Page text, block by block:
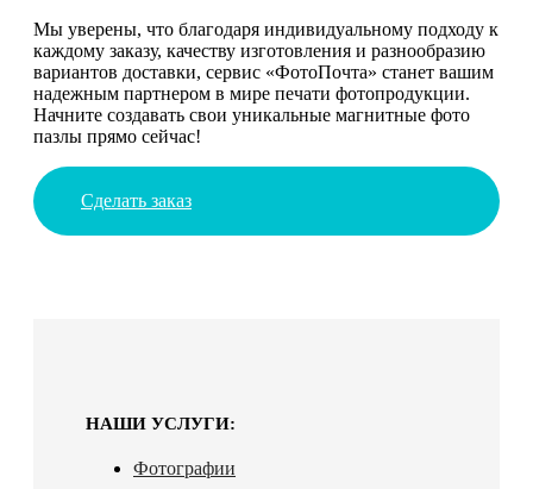
Мы уверены, что благодаря индивидуальному подходу к
каждому заказу, качеству изготовления и разнообразию
вариантов доставки, сервис «ФотоПочта» станет вашим
надежным партнером в мире печати фотопродукции.
Начните создавать свои уникальные магнитные фото
пазлы прямо сейчас!
Сделать заказ
НАШИ УСЛУГИ:
Фотографии